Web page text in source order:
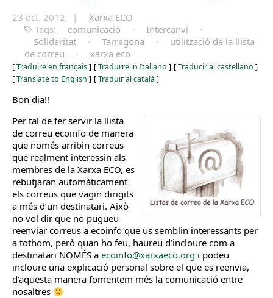
23 oct. 2012 |
Xarxa ECO
Tags:
comunicació · Intercanvi
·
Solidaritat
· Tarragona ·
utilització de la llista
de correu
· xarxa eco
[Traduire en français] [Tradurre in Italiano ] [Traducir al castellano ]
[Translate to English ] [Traduir al català ]
Bon dia!!
Per tal de fer servir la llista
de correu ecoinfo de manera
que només arribin correus
que realment interessin als
membres de la Xarxa ECO, es
rebutjaran automàticament
els correus que vagin dirigits
a més d’un destinatari. Això
no vol dir que no pugueu
reenviar correus a ecoinfo que us semblin interessants per
a tothom, però quan ho feu, haureu d’incloure com a
destinatari NOMÉS a ecoinfo@xarxaeco.org i podeu
incloure una explicació personal sobre el que es reenvia,
d’aquesta manera fomentem més la comunicació entre
nosaltres